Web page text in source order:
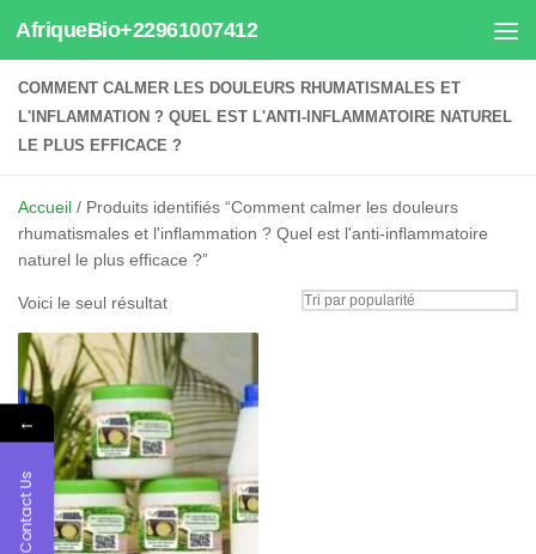
Au dessous du contenu
AfriqueBio+22961007412
COMMENT CALMER LES DOULEURS RHUMATISMALES ET
L'INFLAMMATION ? QUEL EST L'ANTI-INFLAMMATOIRE NATUREL
LE PLUS EFFICACE ?
Accueil / Produits identifiés “Comment calmer les douleurs
rhumatismales et l'inflammation ? Quel est l'anti-inflammatoire
naturel le plus efficace ?”
Voici le seul résultat
←
Contact Us